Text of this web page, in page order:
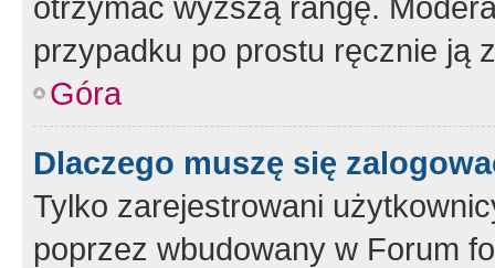
przypadku po prostu ręcznie ją
Góra
Dlaczego muszę się
Tylko zarejestrowani
poprzez wbudowany w Forum